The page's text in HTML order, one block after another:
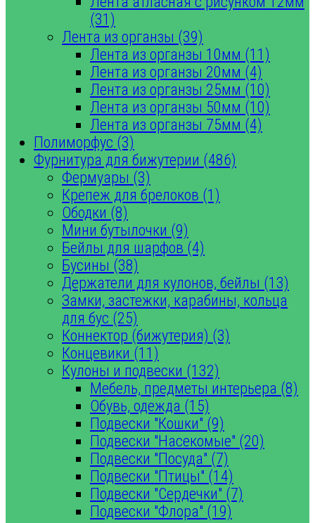
(31)
Лента из органзы (39)
Лента из органзы 10мм (11)
Лента из органзы 20мм (4)
Лента из органзы 25мм (10)
Лента из органзы 50мм (10)
Лента из органзы 75мм (4)
Полиморфус (3)
Фурнитура для бижутерии (486)
Фермуары (3)
Крепеж для брелоков (1)
Ободки (8)
Мини бутылочки (9)
Бейлы для шарфов (4)
Бусины (38)
Держатели для кулонов, бейлы (13)
Замки, застежки, карабины, кольца
для бус (25)
Коннектор (бижутерия) (3)
Концевики (11)
Кулоны и подвески (132)
Мебель, предметы интерьера (8)
Обувь, одежда (15)
Подвески "Кошки" (9)
Подвески "Насекомые" (20)
Подвески "Посуда" (7)
Подвески "Птицы" (14)
Подвески "Сердечки" (7)
Подвески "Флора" (19)